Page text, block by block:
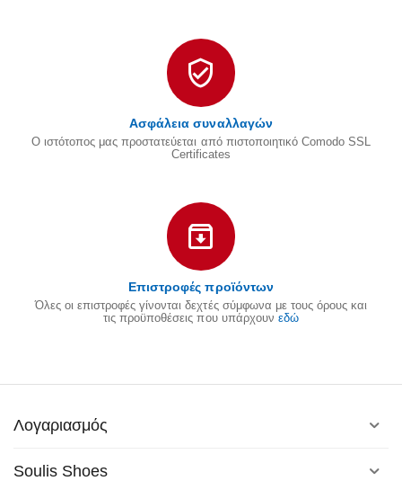
Ασφάλεια συναλλαγών
Ο ιστότοπος μας προστατεύεται από πιστοποιητικό Comodo SSL
Certificates
Επιστροφές προϊόντων
Όλες οι επιστροφές γίνονται δεχτές σύμφωνα με τους όρους και
τις προϋποθέσεις που υπάρχουν εδώ
Λογαριασμός
Soulis Shoes